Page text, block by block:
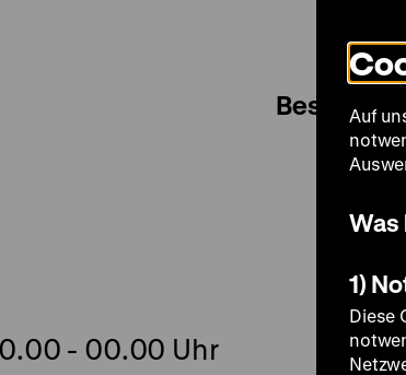
Besuch
- 00.00 Uhr
Auf
Was
1)
Diese